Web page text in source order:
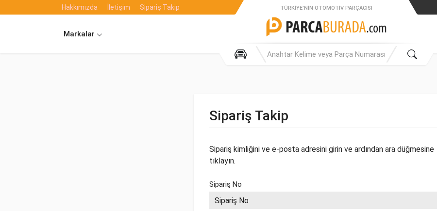
Hakkımızda İletişim Sipariş Takip
Markalar
TÜRKIYE'NIN OTOMOTIV PARÇACISI
Sipariş Takip
Sipariş kimliğini ve e-posta adresini girin ve ardından ara düğmesine
tıklayın.
Sipariş No